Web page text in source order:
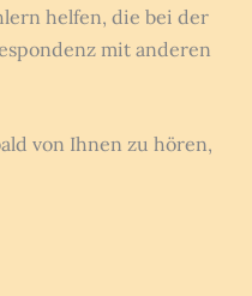
helfen, die bei der
mit anderen
von Ihnen zu hören,